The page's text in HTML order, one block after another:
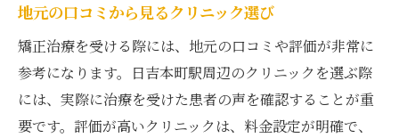
地元の口コミから見るクリニック選び
矯正治療を受ける際には、地元の口コミや評価が非常に
参考になります。日吉本町駅周辺のクリニックを選ぶ際
には、実際に治療を受けた患者の声を確認することが重
要です。評価が高いクリニックは、料金設定が明確で、